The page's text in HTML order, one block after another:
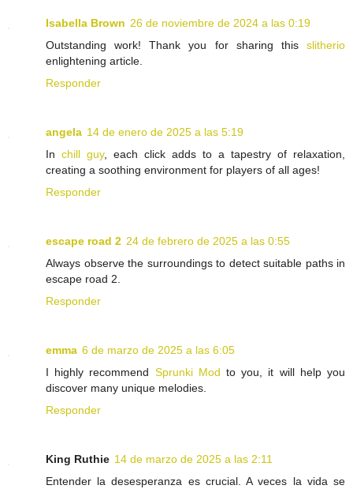
Isabella Brown 26 de noviembre de 2024 a las 0:19
Outstanding work! Thank you for sharing this slitherio
enlightening article.
Responder
angela 14 de enero de 2025 a las 5:19
In chill guy, each click adds to a tapestry of relaxation,
creating a soothing environment for players of all ages!
Responder
escape road 2 24 de febrero de 2025 a las 0:55
Always observe the surroundings to detect suitable paths in
escape road 2.
Responder
emma 6 de marzo de 2025 a las 6:05
I highly recommend Sprunki Mod to you, it will help you
discover many unique melodies.
Responder
King Ruthie 14 de marzo de 2025 a las 2:11
Entender la desesperanza es crucial. A veces la vida se